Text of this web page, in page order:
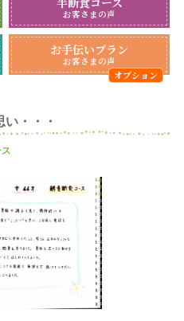
お客さまの声
お手伝いプラン
お客さまの声
・・・